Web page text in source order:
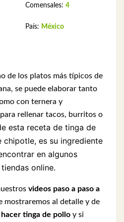
Comensales: 4
País: México
de los platos más típicos de
se puede elaborar tanto
con ternera y
rellenar tacos, burritos o
esta receta de tinga de
chipotle, es su ingrediente
en algunos
online.
videos paso a paso a
mostraremos al detalle y de
tinga de pollo y si